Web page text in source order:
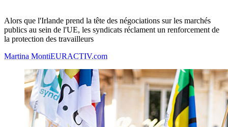
Alors que l'Irlande prend la tête des négociations sur les marchés
publics au sein de l'UE, les syndicats réclament un renforcement de
la protection des travailleurs
Martina MontiEURACTIV.com